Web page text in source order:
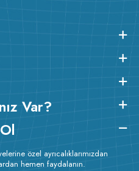
Var?
özel ayrıcalıklarımızdan
hemen faydalanın.